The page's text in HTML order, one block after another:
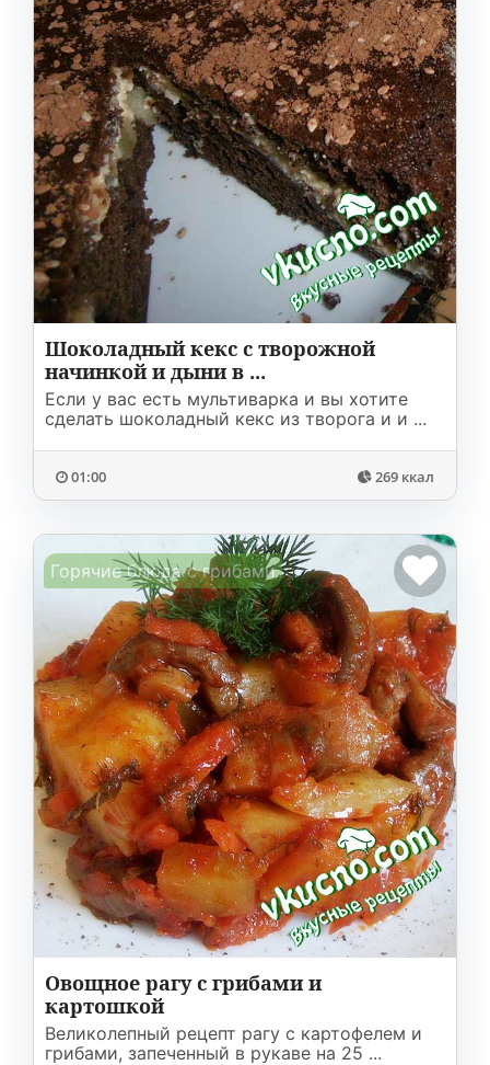
Шоколадный кекс с творожной
начинкой и дыни в ...
Если у вас есть мультиварка и вы хотите
сделать шоколадный кекс из творога и и ...
01:00 269 ккал
Горячие блюда с грибами
Овощное рагу с грибами и
картошкой
Великолепный рецепт рагу с картофелем и
грибами, запеченный в рукаве на 25 ...